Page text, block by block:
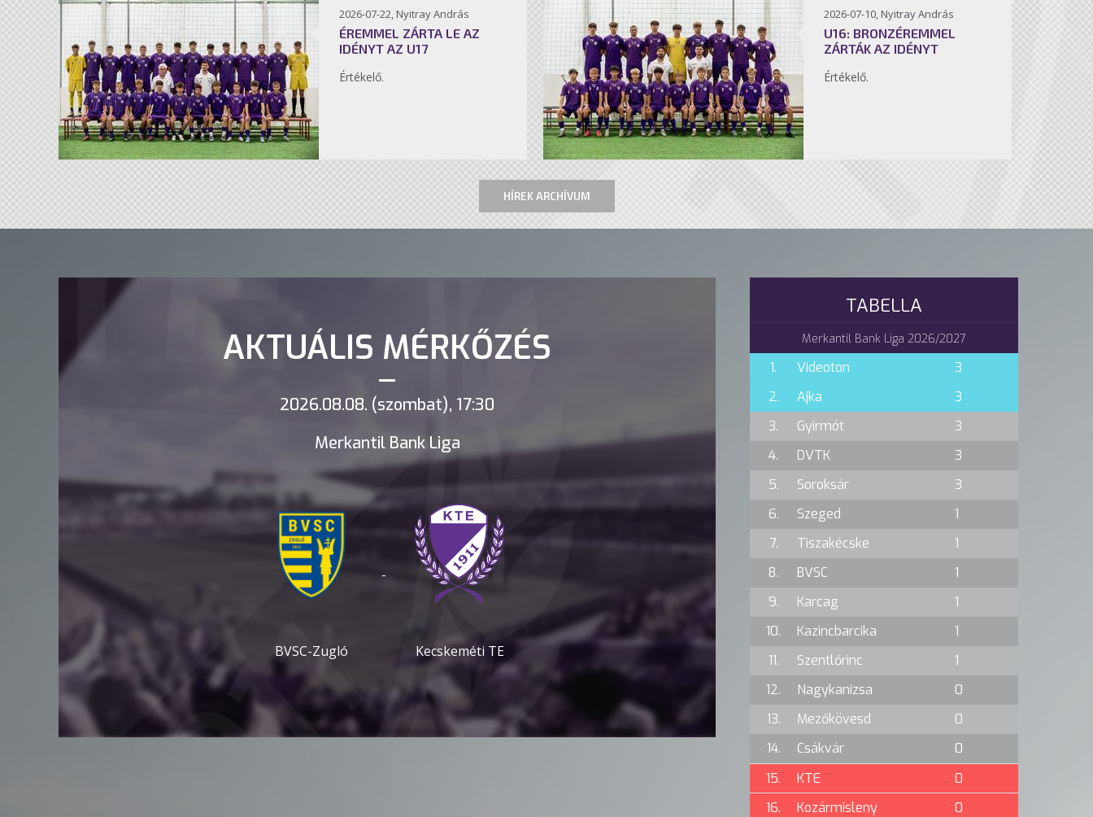
2026-07-22, Nyitray András
ÉREMMEL ZÁRTA LE AZ
IDÉNYT AZ U17
Értékelő.
2026-07-10, Nyitray András
U16: BRONZÉREMMEL
ZÁRTÁK AZ IDÉNYT
Értékelő.
HÍREK ARCHÍVUM
AKTUÁLIS MÉRKŐZÉS
2026.08.08. (szombat), 17:30
Merkantil Bank Liga
BVSC-Zugló
-
Kecskeméti TE
TABELLA
Merkantil Bank Liga 2026/2027
1. Videoton
3
2.
Ajka
3
3.
Gyirmót
3
4.
DVTK
3
5.
Soroksár
3
6.
Szeged
1
7.
Tiszakécske
1
8.
BVSC
1
9.
Karcag
1
10.
Kazincbarcika
1
11.
Szentlőrinc
1
12.
Nagykanizsa
0
13.
Mezőkövesd
0
14.
Csákvár
0
15.
KTE
0
16.
Kozármisleny 0